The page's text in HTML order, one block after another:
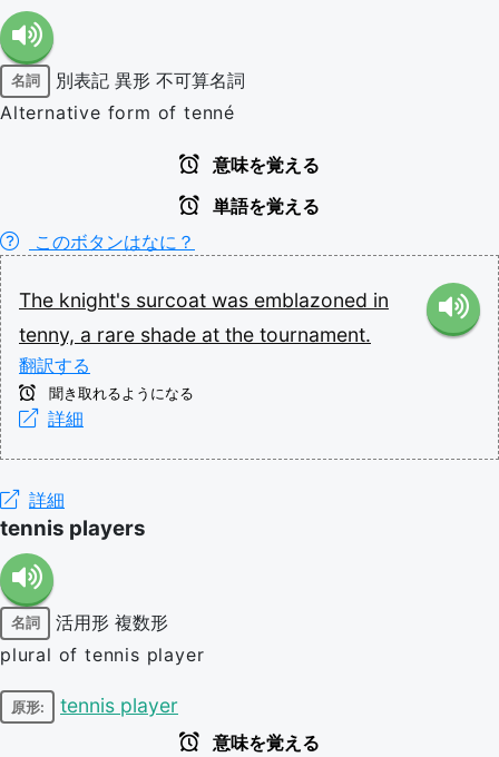
名詞 別表記 異形 不可算名詞
Alternative form of tenné
意味を覚える
単語を覚える
このボタンはなに？
The knight's surcoat was emblazoned in
tenny, a rare shade at the tournament.
翻訳する
聞き取れるようになる
詳細
詳細
tennis players
名詞 活用形 複数形
plural of tennis player
原形: tennis player
意味を覚える